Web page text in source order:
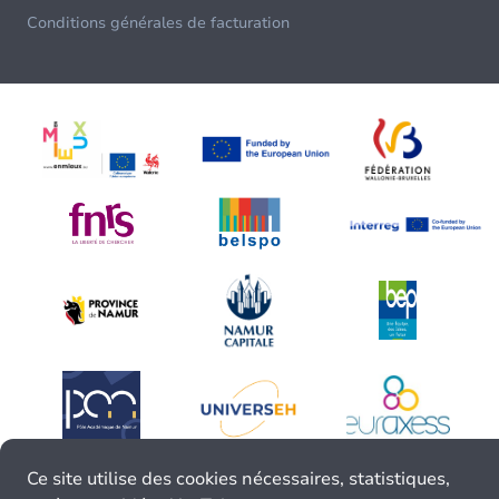
Conditions générales de facturation
Ce site utilise des cookies nécessaires, statistiques,